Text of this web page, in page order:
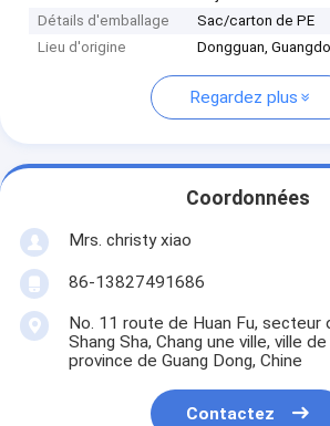
Détails d'emballage
Sac/carton de PE
Lieu d'origine
Dongguan,
Regardez plus
Coordonnées
Mrs. christy xiao
86-13827491686
No. 11 route de Huan Fu, secteur
Shang Sha, Chang une ville, ville de
province de Guang Dong, Chine
Contactez